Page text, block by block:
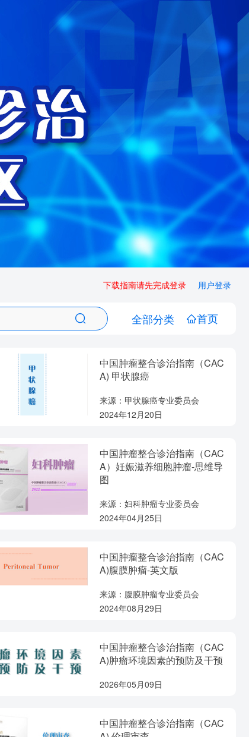
下载指南请先完成登录 用户登录
全部分类 首页
中国肿瘤整合诊治指南（CAC
A) 甲状腺癌
来源：甲状腺癌专业委员会
2024年12月20日
中国肿瘤整合诊治指南（CAC
A）妊娠滋养细胞肿瘤-思维导
图
来源：妇科肿瘤专业委员会
2024年04月25日
中国肿瘤整合诊治指南（CAC
A)腹膜肿瘤-英文版
来源：腹膜肿瘤专业委员会
2024年08月29日
中国肿瘤整合诊治指南（CAC
A)肿瘤环境因素的预防及干预
2026年05月09日
中国肿瘤整合诊治指南（CAC